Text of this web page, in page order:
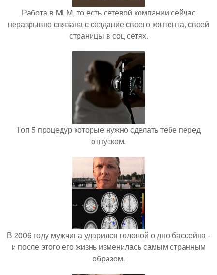
Работа в MLM, то есть сетевой компании сейчас
неразрывно связана с создание своего контента, своей
страницы в соц сетях.
Топ 5 процедур которые нужно сделать тебе перед
отпуском.
В 2006 году мужчина ударился головой о дно бассейна -
и после этого его жизнь изменилась самым странным
образом.